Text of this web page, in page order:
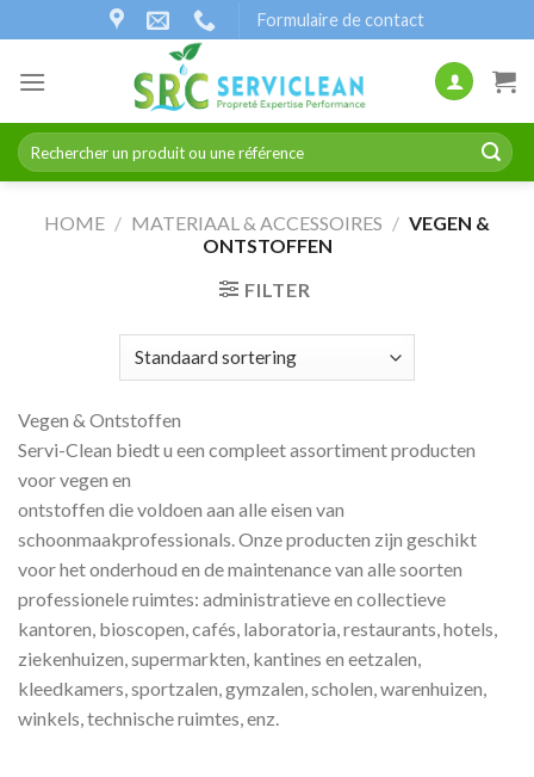
inhoud
gaan
Formulaire de contact
Zoeken
naar:
HOME / MATERIAAL & ACCESSOIRES / VEGEN &
ONTSTOFFEN
FILTER
Vegen & Ontstoffen
Servi-Clean biedt u een compleet assortiment producten
voor vegen en
ontstoffen die voldoen aan alle eisen van
schoonmaakprofessionals. Onze producten zijn geschikt
voor het onderhoud en de maintenance van alle soorten
professionele ruimtes: administratieve en collectieve
kantoren, bioscopen, cafés, laboratoria, restaurants, hotels,
ziekenhuizen, supermarkten, kantines en eetzalen,
kleedkamers, sportzalen, gymzalen, scholen, warenhuizen,
winkels, technische ruimtes, enz.